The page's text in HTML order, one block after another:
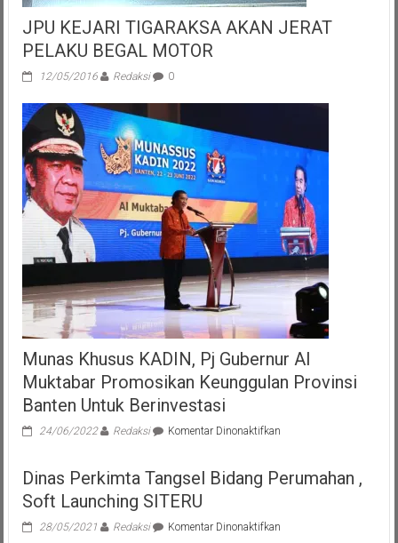
JPU KEJARI TIGARAKSA AKAN JERAT
PELAKU BEGAL MOTOR
12/05/2016 Redaksi 0
Munas Khusus KADIN, Pj Gubernur Al
Muktabar Promosikan Keunggulan Provinsi
Banten Untuk Berinvestasi
24/06/2022 Redaksi Komentar Dinonaktifkanpada
KADIN,
Al
Dinas Perkimta Tangsel Bidang Perumahan ,
Soft Launching SITERU
28/05/2021 Redaksi Komentar Dinonaktifkanpada